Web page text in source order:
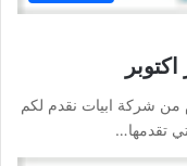
من شركة ابيات نقدم لكم
تقدمها…